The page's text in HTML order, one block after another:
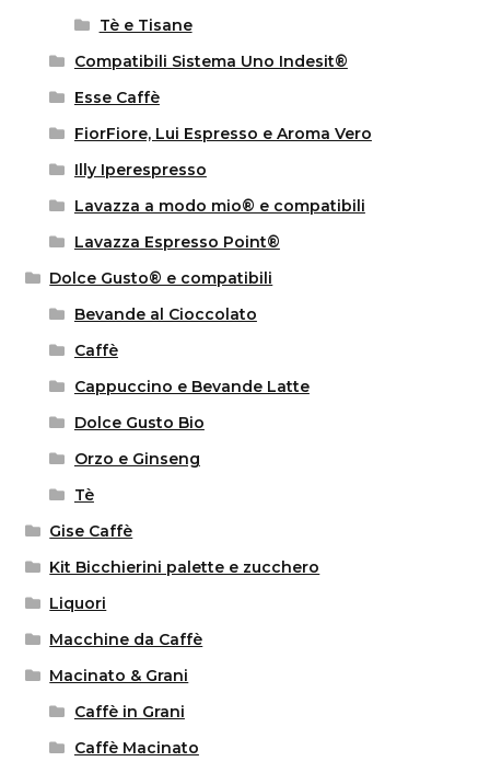
Tè e Tisane
Compatibili Sistema Uno Indesit®
Esse Caffè
FiorFiore, Lui Espresso e Aroma Vero
Illy Iperespresso
Lavazza a modo mio® e compatibili
Lavazza Espresso Point®
Dolce Gusto® e compatibili
Bevande al Cioccolato
Caffè
Cappuccino e Bevande Latte
Dolce Gusto Bio
Orzo e Ginseng
Tè
Gise Caffè
Kit Bicchierini palette e zucchero
Liquori
Macchine da Caffè
Macinato & Grani
Caffè in Grani
Caffè Macinato